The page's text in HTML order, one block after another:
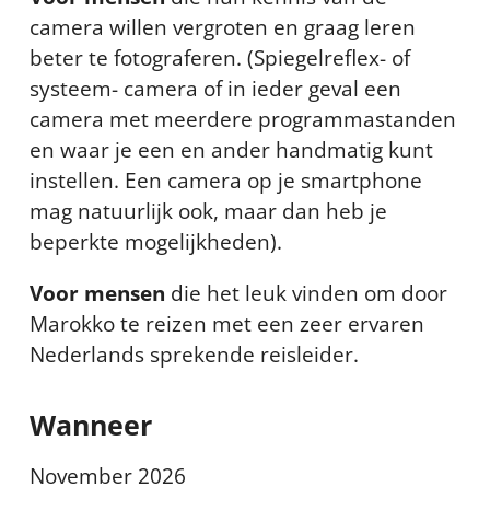
camera willen vergroten en graag leren
beter te fotograferen. (Spiegelreflex- of
systeem- camera of in ieder geval een
camera met meerdere programmastanden
en waar je een en ander handmatig kunt
instellen. Een camera op je smartphone
mag natuurlijk ook, maar dan heb je
beperkte mogelijkheden).
Voor mensen die het leuk vinden om door
Marokko te reizen met een zeer ervaren
Nederlands sprekende reisleider.
Wanneer
November 2026